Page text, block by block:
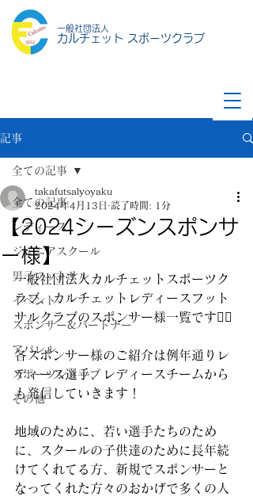
一般社団法人
カルチェット スポーツクラブ
記事
全ての記事
レディース
ジュニアスクール
男子フットサル
イベント
スポンサー&パートナー
アパレル
スポーツショップ
その他
全ての記事
【2024シーズンスポンサ
ー様】
takafutsalyoyaku
2024年4月13日 読了時間: 1分
一般社団法人カルチェットスポーツク
ラブ、カルチェットレディースフット
サルクラブのスポンサー様一覧です🙇‍♂️
各スポンサー様のご紹介は例年通りレ
ディース選手、レディースチームから
も発信していきます！
地域のために、若い選手たちのため
に、スクールの子供達のために長年続
けてくれてる方、新規でスポンサーと
なってくれた方々のおかげで多くの人